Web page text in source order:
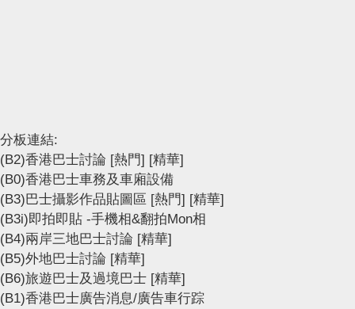
分板連結:
(B2)香港巴士討論 [熱門] [精華]
(B0)香港巴士車務及車廂設備
(B3)巴士攝影作品貼圖區 [熱門] [精華]
(B3i)即拍即貼 -手機相&翻拍Mon相
(B4)兩岸三地巴士討論 [精華]
(B5)外地巴士討論 [精華]
(B6)旅遊巴士及過境巴士 [精華]
(B1)香港巴士廣告消息/廣告車行踪